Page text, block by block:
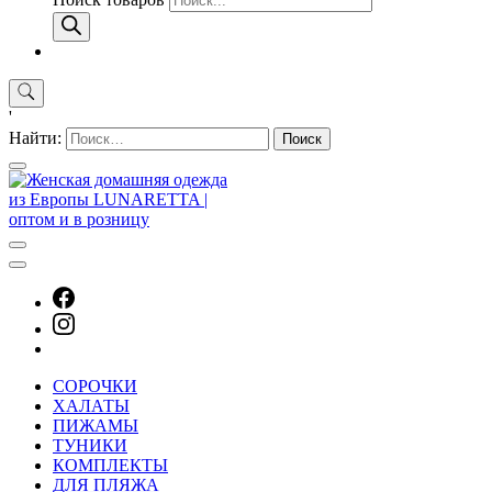
'
Найти:
СОРОЧКИ
ХАЛАТЫ
ПИЖАМЫ
ТУНИКИ
КОМПЛЕКТЫ
ДЛЯ ПЛЯЖА